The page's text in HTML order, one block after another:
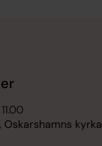
Oskarshamns kyrka